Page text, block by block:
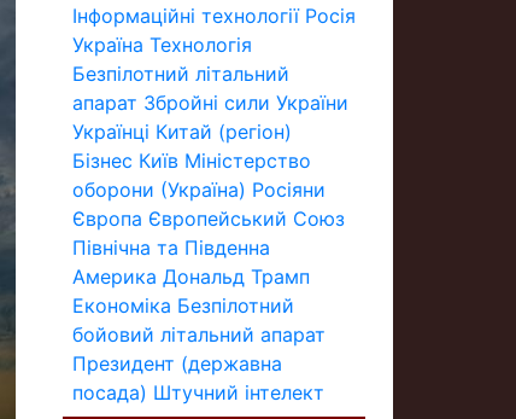
Інформаційні технології Росія
Україна Технологія
Безпілотний літальний
апарат Збройні сили України
Українці Китай (регіон)
Бізнес Київ Міністерство
оборони (Україна) Росіяни
Європа Європейський Союз
Північна та Південна
Америка Дональд Трамп
Економіка Безпілотний
бойовий літальний апарат
Президент (державна
посада) Штучний інтелект